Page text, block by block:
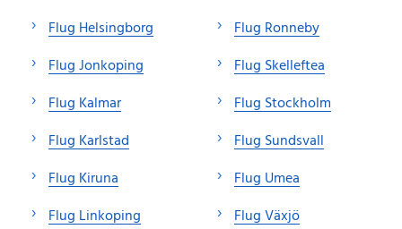
Flug Helsingborg
Flug Jonkoping
Flug Kalmar
Flug Karlstad
Flug Kiruna
Flug Linkoping
Flug Ronneby
Flug Skelleftea
Flug Stockholm
Flug Sundsvall
Flug Umea
Flug Växjö